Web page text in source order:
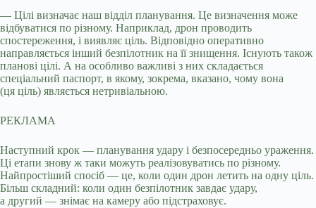
— Цілі визначає наш відділ планування. Це визначення може
відбуватися по різному. Наприклад, дрон проводить
спостереження, і виявляє ціль. Відповідно оперативно
направляється інший безпілотник на її знищення. Існують також
планові цілі. А на особливо важливі з них складається
спеціальний паспорт, в якому, зокрема, вказано, чому вона
(ця ціль) являється нетривіальною.
РЕКЛАМА
Наступний крок — планування удару і безпосередньо ураження.
Ці етапи знову ж таки можуть реалізовуватись по різному.
Найпростіший спосіб — це, коли один дрон летить на одну ціль.
Більш складний: коли один безпілотник завдає удару,
а другий — знімає на камеру або підстраховує.